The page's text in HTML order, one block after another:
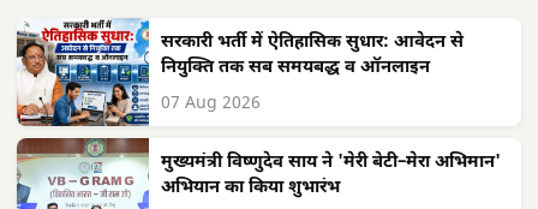
सरकारी भर्ती में ऐतिहासिक सुधार: आवेदन से
नियुक्ति तक सब समयबद्ध व ऑनलाइन
07 Aug 2026
मुख्यमंत्री विष्णुदेव साय ने 'मेरी बेटी–मेरा अभिमान'
अभियान का किया शुभारंभ